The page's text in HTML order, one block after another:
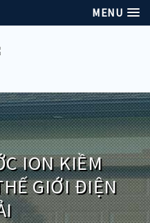
MENU
ION KIỀM
GIỚI ĐIỆN